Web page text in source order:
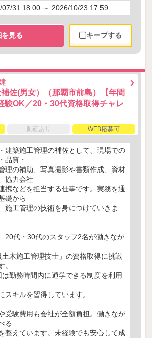
07/31 18:00 ～ 2026/10/23 17:59
見る キープする
佐(男女）（那覇市前島）【年間
験OK／20・30代資格取得チャレ
動画あり WEB応募可
建築施工管理の補佐として、現場での
品質・
理の補助、写真撮影や書類作成、資材
協力会社
携などを担当する仕事です。実務を通
礎から
施工管理の技術を身につけていきま
20代・30代のスタッフ2名が働きなが
土木施工管理技士」の資格取得に挑戦
。
は勤務時間内に通学できる制度を利用
スキルを習得しています。
受験費用も会社が全額負担。働きなが
る
整えています。未経験でも安心して成